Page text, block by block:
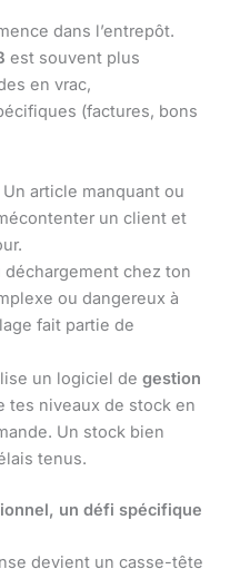
dans l’entrepôt.
est souvent plus
en vrac,
(factures, bons
Un article manquant ou
un client et
déchargement chez ton
ou dangereux à
fait partie de
un logiciel de gestion
tes niveaux de stock en
Un stock bien
tenus.
un défi spécifique
devient un casse-tête